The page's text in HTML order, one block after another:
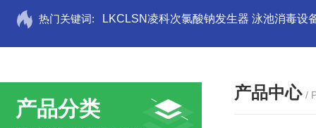
热门关键词: LKCLSN凌科次氯酸钠发生器 泳池消毒设
产品分类
产品中心 /